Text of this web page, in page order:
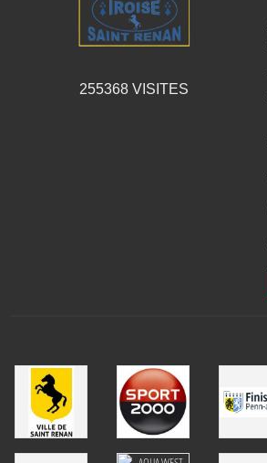
255368 VISITES